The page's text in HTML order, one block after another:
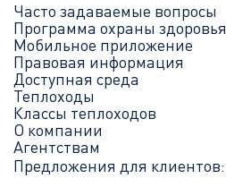
Часто задаваемые вопросы
Программа охраны здоровья
Мобильное приложение
Правовая информация
Доступная среда
Теплоходы
Классы теплоходов
О компании
Агентствам
Предложения для клиентов: